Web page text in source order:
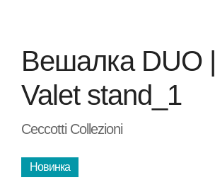
Вешалка DUO |
Valet stand_1
Ceccotti Collezioni
Новинка